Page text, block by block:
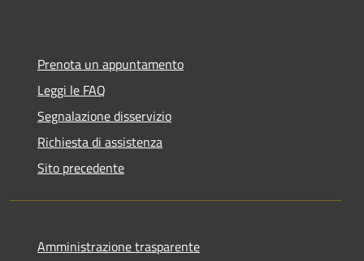
Prenota un appuntamento
Leggi le FAQ
Segnalazione disservizio
Richiesta di assistenza
Sito precedente
Amministrazione trasparente